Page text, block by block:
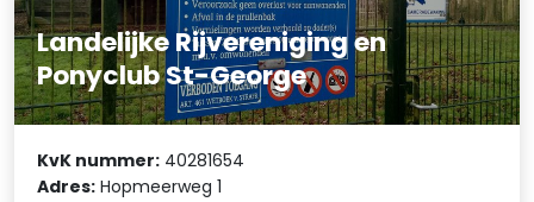
Landelijke Rijvereniging en
Ponyclub St-George
KvK nummer: 40281654
Adres: Hopmeerweg 1